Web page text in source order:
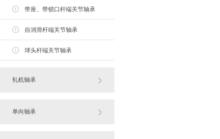
带座、带锁口杆端关节轴承
自润滑杆端关节轴承
球头杆端关节轴承
轧机轴承
单向轴承